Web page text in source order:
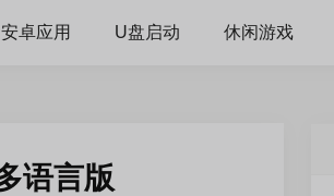
安卓应用 U盘启动 休闲游戏
语言版